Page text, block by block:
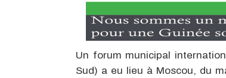
Un forum municipal
Sud) a eu lieu à Moscou, du